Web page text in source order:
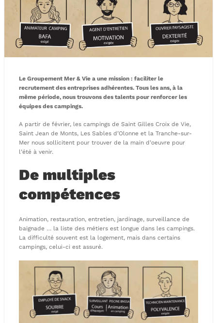
Le Groupement Mer & Vie a une mission : faciliter le
recrutement des entreprises adhérentes. Tous les ans, à la
même période, nous trouvons des talents pour renforcer les
équipes des campings.
A partir de février, les campings de Saint Gilles Croix de Vie,
Saint Jean de Monts, Les Sables d’Olonne et la Tranche-sur-
Mer nous sollicitent pour trouver de la main d’oeuvre pour
l’été à venir.
De multiples
compétences
Animation, restauration, entretien, jardinage, surveillance de
baignade … la liste des métiers est longue dans les campings.
La difficulté souvent est la logement, mais dans certains
campings, celui-ci est assuré.